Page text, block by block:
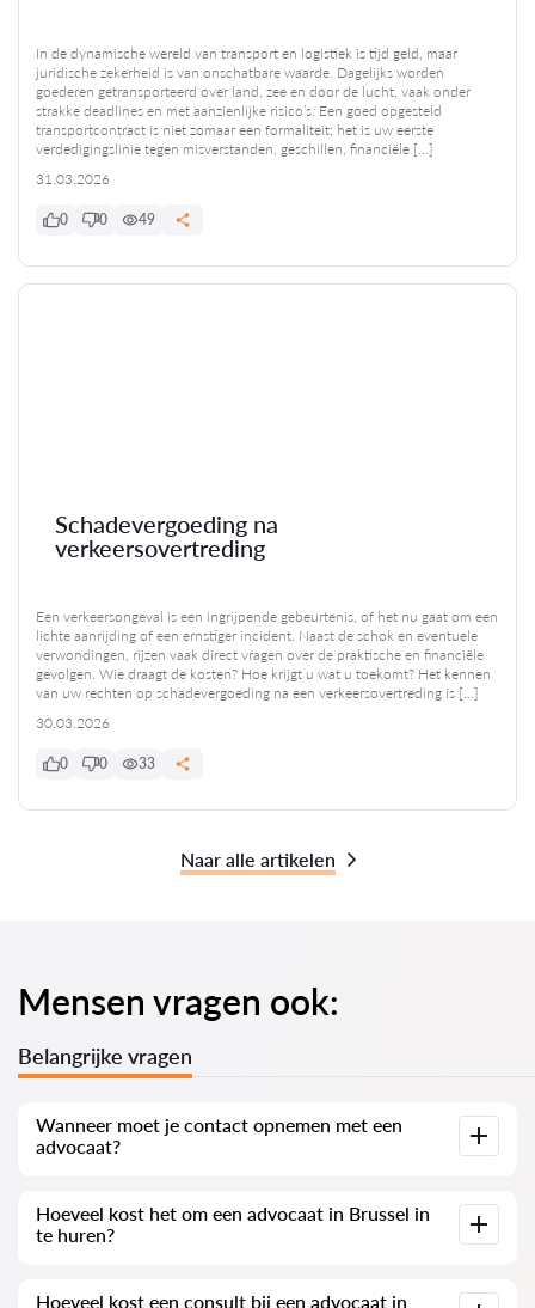
In de dynamische wereld van transport en logistiek is tijd geld, maar
juridische zekerheid is van onschatbare waarde. Dagelijks worden
goederen getransporteerd over land, zee en door de lucht, vaak onder
strakke deadlines en met aanzienlijke risico’s. Een goed opgesteld
transportcontract is niet zomaar een formaliteit; het is uw eerste
verdedigingslinie tegen misverstanden, geschillen, financiële […]
31.03.2026
0 0 49
Schadevergoeding na
verkeersovertreding
Een verkeersongeval is een ingrijpende gebeurtenis, of het nu gaat om een
lichte aanrijding of een ernstiger incident. Naast de schok en eventuele
verwondingen, rijzen vaak direct vragen over de praktische en financiële
gevolgen. Wie draagt de kosten? Hoe krijgt u wat u toekomt? Het kennen
van uw rechten op schadevergoeding na een verkeersovertreding is […]
30.03.2026
0 0 33
Naar alle artikelen
Mensen vragen ook:
Belangrijke vragen
Wanneer moet je contact opnemen met een
advocaat?
Mensen besluiten een advocaat te bezoeken wanneer ze
geconfronteerd worden met complexe problemen. Vaak
verloopt zoals gewenst. Nog erger is het als de zaak al
Hoeveel kost het om een advocaat in Brussel in
te huren?
Hoeveel kost een consult bij een advocaat in